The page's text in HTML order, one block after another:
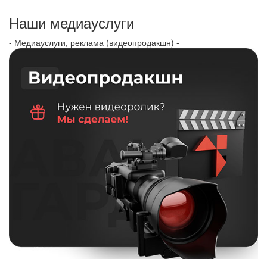
Наши медиауслуги
- Медиауслуги, реклама (видеопродакшн) -